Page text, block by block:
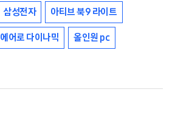
삼성전자 아티브 북9 라이트
에어로 다이나믹 올인원 pc